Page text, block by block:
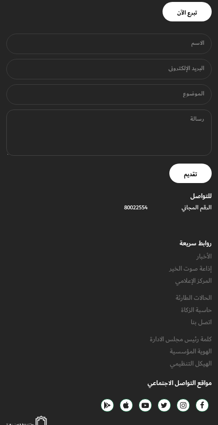
تبرع الآن
الاسم
البريد الإلكتروني
الموضوع
رسالة
تقديم
للتواصل
الرقم المجاني 80022554
روابط سريعة
الأخبار
إذاعة صوت الخير
المركز الإعلامي
الحالات الطارئة
حاسبة الزكاة
اتصل بنا
كلمة رئيس مجلس الادارة
الهوية المؤسسية
الهيكل التنظيمي
مواقع التواصل الاجتماعي